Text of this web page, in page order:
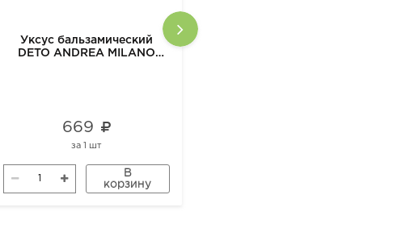
Уксус бальзамический
DETO ANDREA MILANO
669
за 1 шт
В
корзину